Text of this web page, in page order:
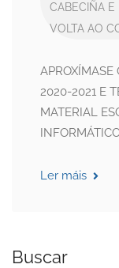
CABECIÑA
VOLTA AO
APROXÍMASE
2020-2021 E
MATERIAL
Ler máis
Buscar